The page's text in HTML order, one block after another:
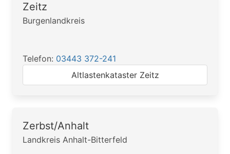
Zeitz
Burgenlandkreis
Telefon: 03443 372-241
Altlastenkataster Zeitz
Zerbst/Anhalt
Landkreis Anhalt-Bitterfeld